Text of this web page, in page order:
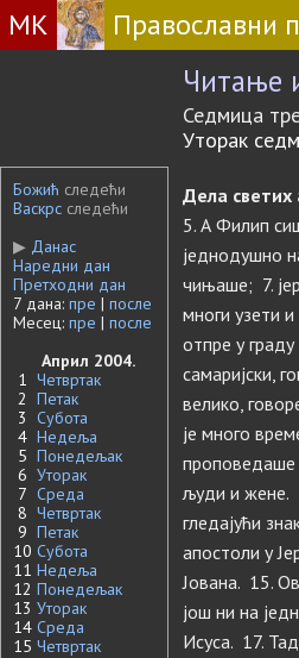
МК Православни
Читање
Седмица
Уторак
Божић следећи
Васкрс следећи
▶ Данас
Наредни дан
Претходни дан
7 дана: пре | после
Месец: пре | после
Април 2004.
1 Четвртак
2 Петак
3 Субота
4 Недеља
5 Понедељак
6 Уторак
7 Среда
8 Четвртак
9 Петак
10 Субота
11 Недеља
12 Понедељак
13 Уторак
14 Среда
15 Четвртак
Дела светих
5. А Филип
једнодушно
чињаше; 7.
многи узети
отпре у
самаријски,
велико,
је много
проповедаше
људи и жене.
гледајући
апостоли у
Јована. 15.
још ни на
Исуса. 17.